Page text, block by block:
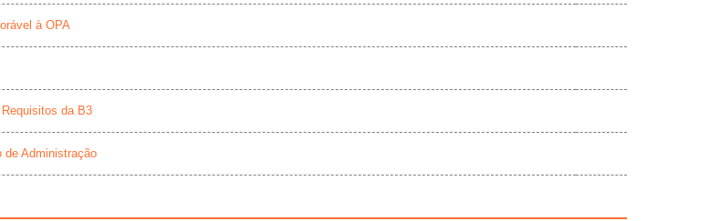
à OPA
da B3
de Administração